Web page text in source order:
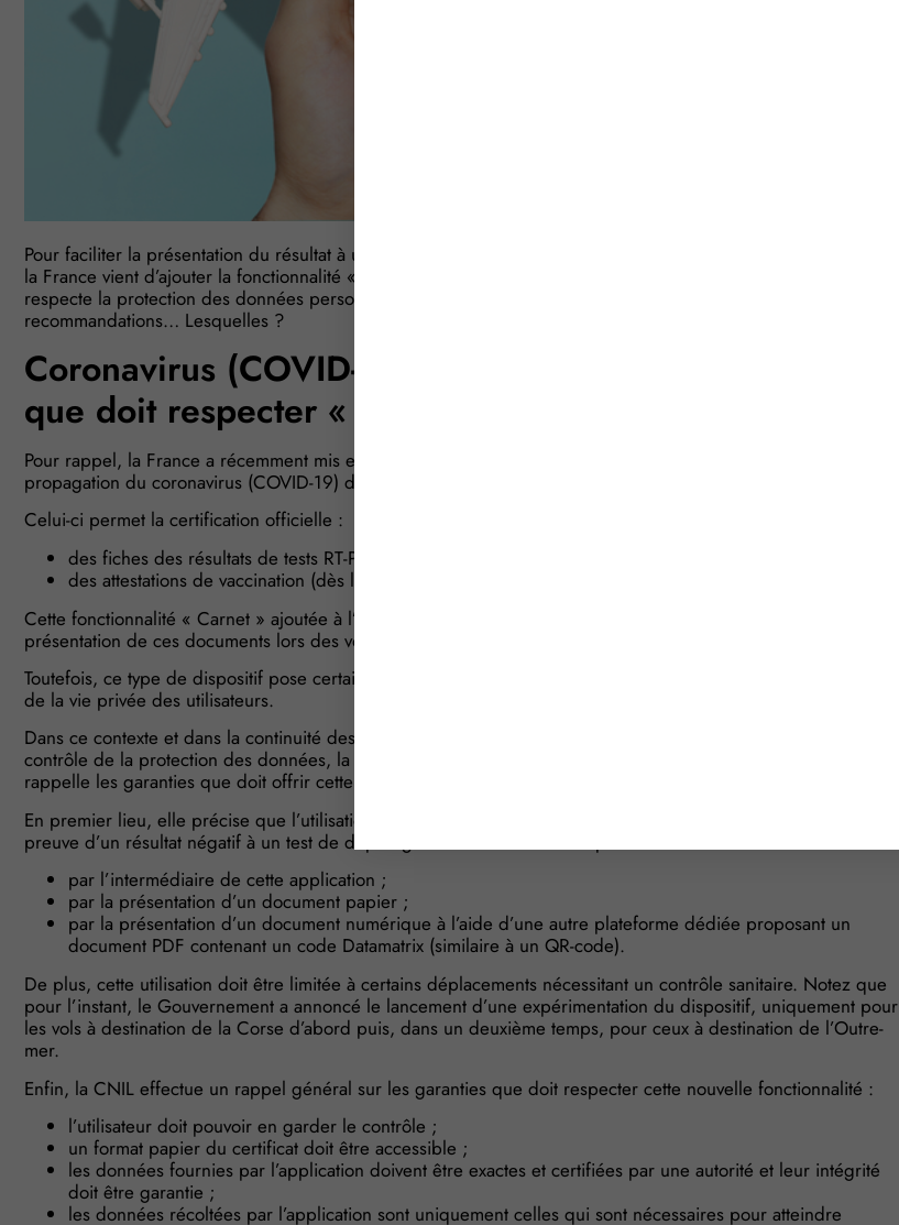
Pour faciliter la présentation du résultat à un test de dépistage ou du certificat de vaccination lors d’un voyage,
la France vient d’ajouter la fonctionnalité « Carnet » à l’application « TousAntiCovid ». Pour s’assurer qu’elle
respecte la protection des données personnelles et la vie privée des utilisateurs, la CNIL apporte quelques
recommandations… Lesquelles ?
Coronavirus (COVID-19) : quelles sont les garanties
que doit respecter « TousAntiCovid Carnet » ?
Pour rappel, la France a récemment mis en place le dispositif « TousAntiCovid Carnet » pour limiter la
propagation du coronavirus (COVID-19) dans le cadre de voyages nationaux, européens ou internationaux.
Celui-ci permet la certification officielle :
des fiches des résultats de tests RT-PCR et antigéniques négatifs et positifs (depuis le 19 avril 2021) ;
des attestations de vaccination (dès le 29 avril 2021).
Cette fonctionnalité « Carnet » ajoutée à l’application « TousAntiCovid » permet de faciliter le stockage et la
présentation de ces documents lors des voyages.
Toutefois, ce type de dispositif pose certaines questions en matière de protection des données personnelles et
de la vie privée des utilisateurs.
Dans ce contexte et dans la continuité des recommandations effectuées par les autorités européennes de
contrôle de la protection des données, la Commission nationale de l’informatique et des libertés (CNIL)
rappelle les garanties que doit offrir cette nouvelle fonctionnalité aux utilisateurs.
En premier lieu, elle précise que l’utilisation de « TousAntiCovid Carnet » ne doit pas être obligatoire. Ainsi, la
preuve d’un résultat négatif à un test de dépistage ou d’une vaccination peut se faire soit :
par l’intermédiaire de cette application ;
par la présentation d’un document papier ;
par la présentation d’un document numérique à l’aide d’une autre plateforme dédiée proposant un
document PDF contenant un code Datamatrix (similaire à un QR-code).
De plus, cette utilisation doit être limitée à certains déplacements nécessitant un contrôle sanitaire. Notez que
pour l’instant, le Gouvernement a annoncé le lancement d’une expérimentation du dispositif, uniquement pour
les vols à destination de la Corse d’abord puis, dans un deuxième temps, pour ceux à destination de l’Outre-
mer.
Enfin, la CNIL effectue un rappel général sur les garanties que doit respecter cette nouvelle fonctionnalité :
l’utilisateur doit pouvoir en garder le contrôle ;
un format papier du certificat doit être accessible ;
les données fournies par l’application doivent être exactes et certifiées par une autorité et leur intégrité
doit être garantie ;
les données récoltées par l’application sont uniquement celles qui sont nécessaires pour atteindre